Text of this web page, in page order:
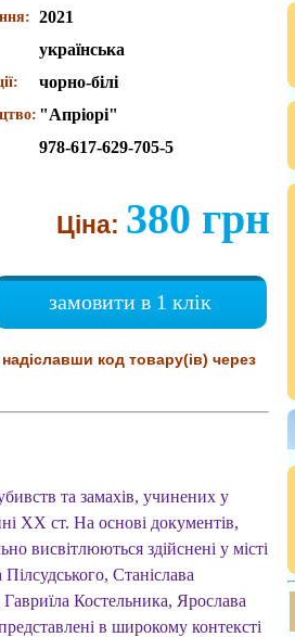
2021
українська
чорно-білі
"Апріорі"
978-617-629-705-5
Ціна: 380 грн
замовити в 1 клік
код товару(ів) через
та замахів, учинених у
ХХ ст. На основі документів,
висвітлюються здійснені у місті
Станіслава
Костельника, Ярослава
в широкому контексті